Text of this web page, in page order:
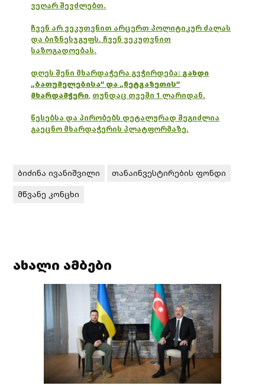
ვეღარ შევძლებთ.
ჩვენ არ ვეკუთვნით არცერთ პოლიტიკურ ძალას
და ბიზნესჯგუფს. ჩვენ ვეკუთვნით
საზოგადოებას.
დღეს შენი მხარდაჭერა გვჭირდება: გახდი
„ბათუმელებისა“ და „ნეტგაზეთის“
მხარდამჭერი, თუნდაც თვეში 1 ლარიდან.
წესებსა და პირობებს დეტალურად შეგიძლია
გაეცნო მხარდაჭერის პლატფორმაზე.
ბიძინა ივანიშვილი
თანაინვესტირების ფონდი
მწვანე კონცხი
ახალი ამბები